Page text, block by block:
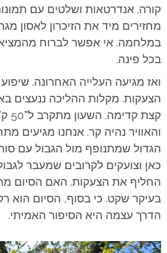
קורה. אנדרטאות ושלטים עם
מחזירים מיד את הזיכרון לאסון
במלחמה. אי אפשר לברוח
בכל פינה.
ואז מגיעה העלייה האחרונה.
הצעקות. מקלות ההליכה ננעצים
והאוויר נהיה קר. אנחנו מגיעים
הגדול שמתנופף מול הגבול עם
כאן וצועקים לקרובים שמעבר
החליף את הצעקות. האם הסיום
בעיקר שקט. כי בסוף, הסיום הוא
הדרך עצמה היא הסיפור האמיתי.